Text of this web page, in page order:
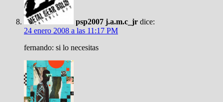
psp2007 j.a.m.c_jr dice:
24 enero 2008 a las 11:17 PM
fernando: si lo necesitas